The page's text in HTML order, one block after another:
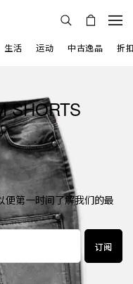
生活 运动 中古逸品 折
SHORTS
便第一时间了解我们的最
订阅